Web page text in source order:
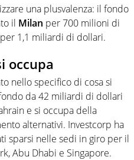
una plusvalenza: il fondo
il Milan per 700 milioni di
1,1 miliardi di dollari.
occupa
nello specifico di cosa si
da 42 miliardi di dollari
e si occupa della
alternativi. Investcorp ha
sparsi nelle sedi in giro per il
Abu Dhabi e Singapore.